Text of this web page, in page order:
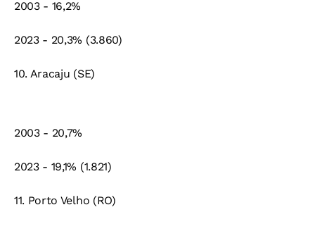
2003 - 16,2%
2023 - 20,3% (3.860)
10. Aracaju (SE)
2003 - 20,7%
2023 - 19,1% (1.821)
11. Porto Velho (RO)